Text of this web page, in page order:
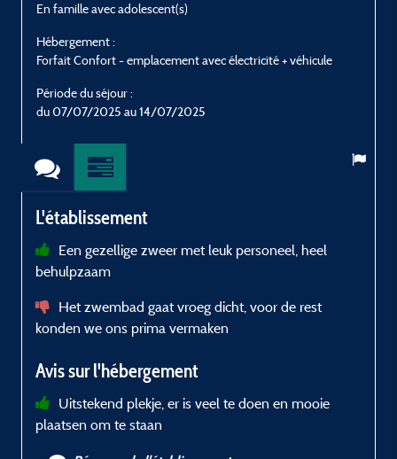
En famille avec adolescent(s)
Hébergement :
Forfait Confort - emplacement avec électricité + véhicule
Période du séjour :
du 07/07/2025 au 14/07/2025
L'établissement
Een gezellige zweer met leuk personeel, heel
behulpzaam
Het zwembad gaat vroeg dicht, voor de rest
konden we ons prima vermaken
Avis sur l'hébergement
Uitstekend plekje, er is veel te doen en mooie
plaatsen om te staan